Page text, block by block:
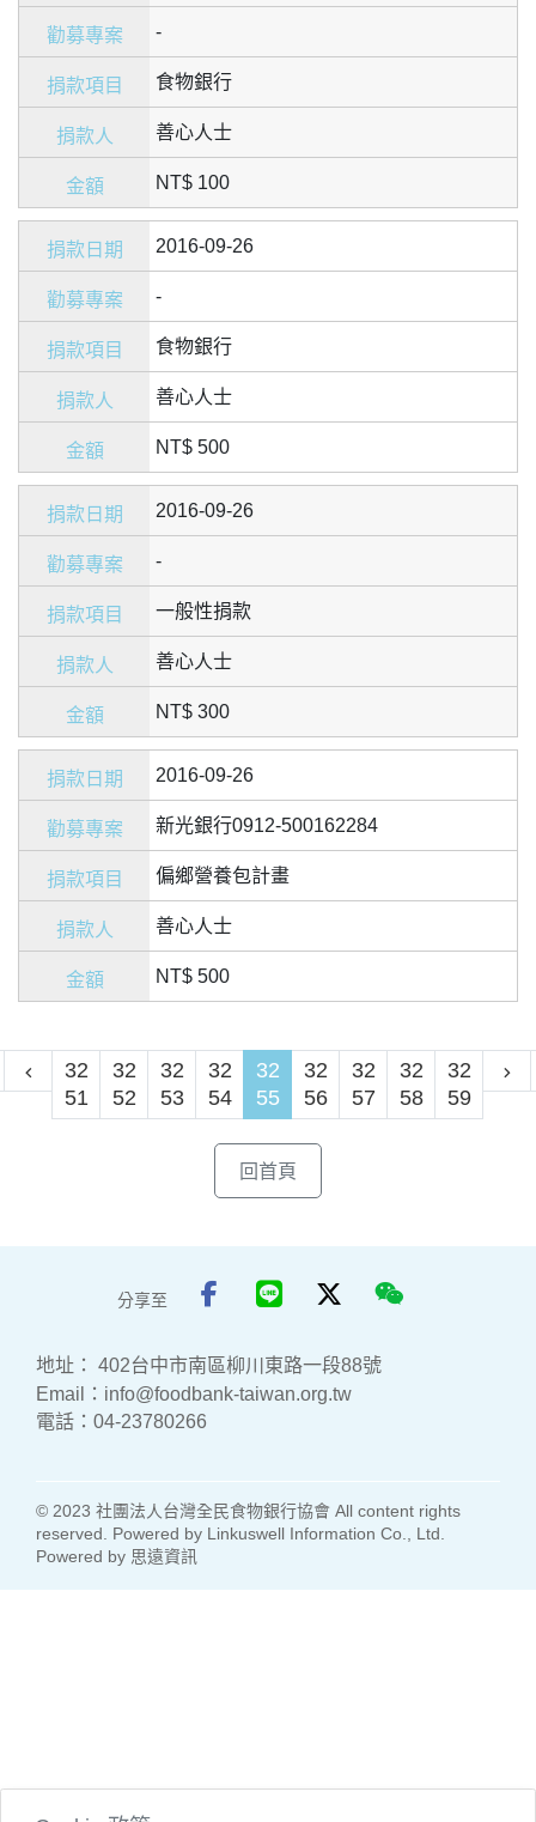
-
食物銀行
善心人士
NT$ 100
2016-09-26
-
食物銀行
善心人士
NT$ 500
2016-09-26
-
一般性捐款
善心人士
NT$ 300
2016-09-26
新光銀行0912-500162284
偏鄉營養包計畫
善心人士
NT$ 500
32
51
32
52
32
53
32
54
32
55
32
56
32
57
32
58
32
59
回首頁
分享至
地址： 402台中市南區柳川東路一段88號
Email： info@foodbank-taiwan.org.tw
電話： 04-23780266
© 2023 社團法人台灣全民食物銀行協會 All content rights
reserved. Powered by Linkuswell Information Co., Ltd.
Powered by 思遠資訊